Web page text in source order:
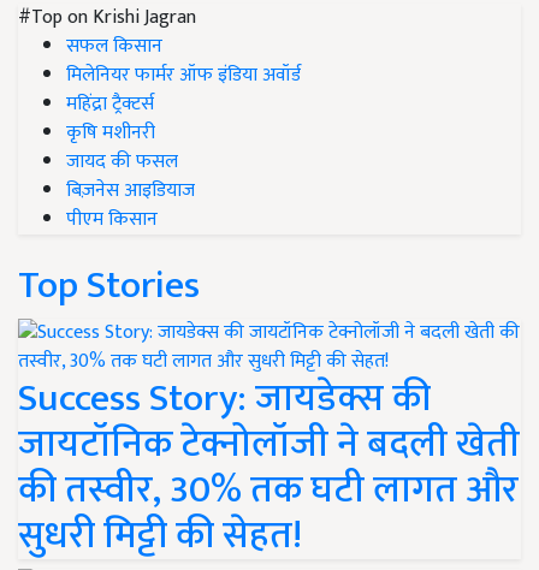
#Top on Krishi Jagran
सफल किसान
मिलेनियर फार्मर ऑफ इंडिया अवॉर्ड
महिंद्रा ट्रैक्टर्स
कृषि मशीनरी
जायद की फसल
बिज़नेस आइडियाज
पीएम किसान
Top Stories
Success Story: जायडेक्स की
जायटॉनिक टेक्नोलॉजी ने बदली खेती
की तस्वीर, 30% तक घटी लागत और
सुधरी मिट्टी की सेहत!